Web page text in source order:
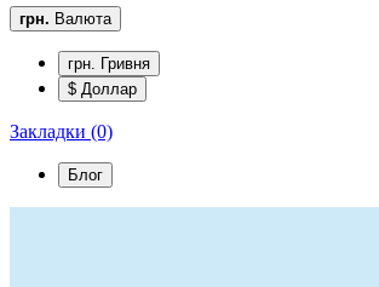
грн. Валюта
грн. Гривня
$ Доллар
Закладки (0)
Блог